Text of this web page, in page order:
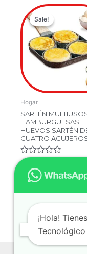
Sale!
Sale!
Hogar
SARTÉN
HAMBURGUESAS
HUEVOS SARTÉN
CUATRO
Valorado
de
5
$
59,900.00
is:
Añadir Al
¡Hola!